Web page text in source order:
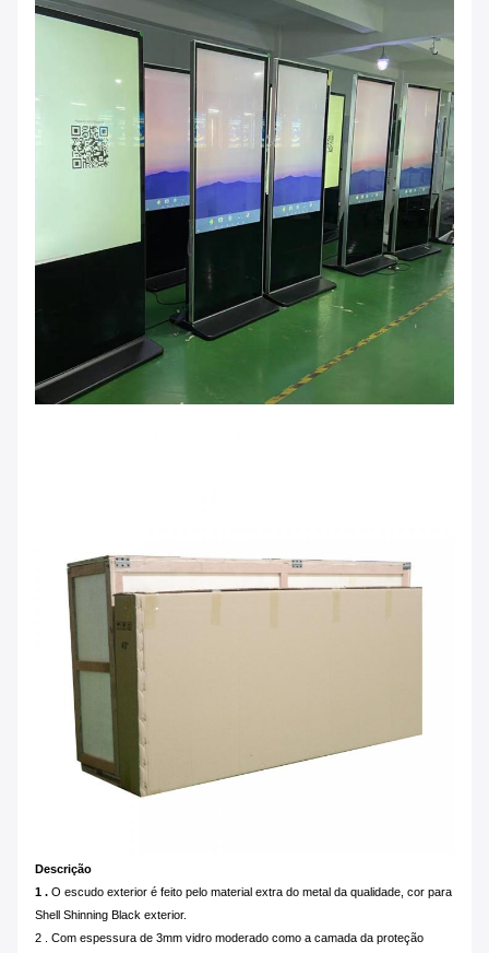
Descrição
1 . O escudo exterior é feito pelo material extra do metal da qualidade, cor para
Shell Shinning Black exterior.
2 . Com espessura de 3mm vidro moderado como a camada da proteção